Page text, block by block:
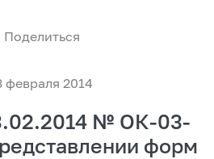
февраля 2014
Поделиться
№ ОК-03-
форм